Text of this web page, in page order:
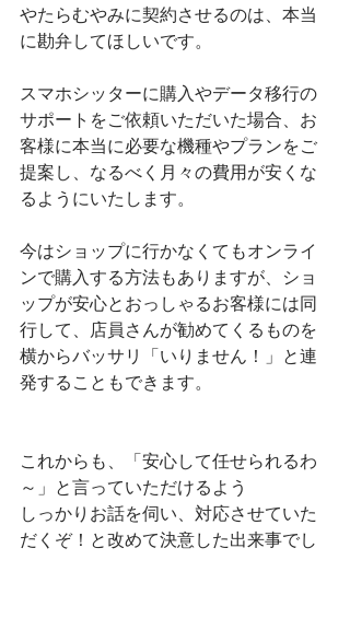
やたらむやみに契約させるのは、本当
に勘弁してほしいです。
スマホシッターに購入やデータ移行の
サポートをご依頼いただいた場合、お
客様に本当に必要な機種やプランをご
提案し、なるべく月々の費用が安くな
るようにいたします。
今はショップに行かなくてもオンライ
ンで購入する方法もありますが、ショ
ップが安心とおっしゃるお客様には同
行して、店員さんが勧めてくるものを
横からバッサリ「いりません！」と連
発することもできます。
これからも、「安心して任せられるわ
～」と言っていただけるよう
しっかりお話を伺い、対応させていた
だくぞ！と改めて決意した出来事でし